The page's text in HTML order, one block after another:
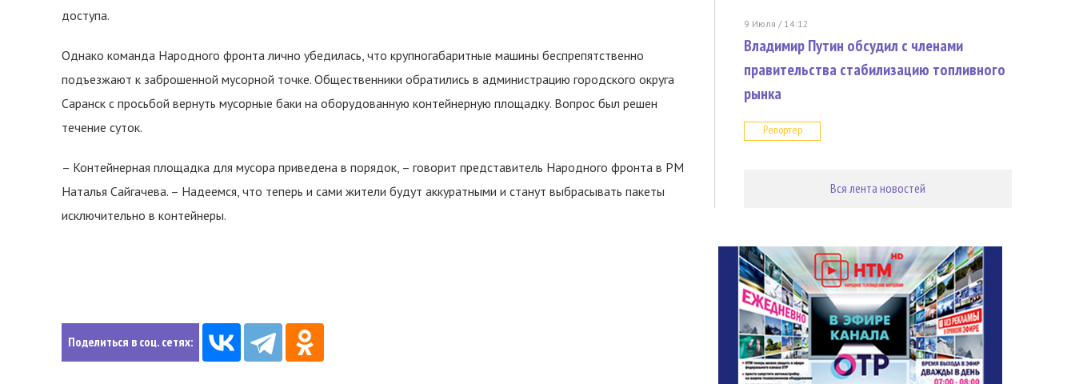
доступа.
Однако команда Народного фронта лично убедилась, что крупногабаритные машины беспрепятственно
подъезжают к заброшенной мусорной точке. Общественники обратились в администрацию городского округа
Саранск с просьбой вернуть мусорные баки на оборудованную контейнерную площадку. Вопрос был решен
течение суток.
– Контейнерная площадка для мусора приведена в порядок, – говорит представитель Народного фронта в РМ
Наталья Сайгачева. – Надеемся, что теперь и сами жители будут аккуратными и станут выбрасывать пакеты
исключительно в контейнеры.
Поделиться в соц. сетях:
9 Июля / 14:12
Владимир Путин обсудил с членами
правительства стабилизацию топливного
рынка
Репортер
Вся лента новостей